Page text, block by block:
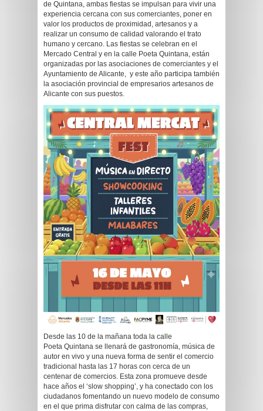
de Quintana, ambas fiestas se impulsan para vivir una
experiencia cercana con sus comerciantes, poner en
valor los productos de proximidad, artesanos y a
realizar un consumo de calidad valorando el trato
humano y cercano. Las fiestas se celebran en el
Mercado Central y en la calle Poeta Quintana, están
organizadas por las asociaciones de comerciantes y el
Ayuntamiento de Alicante, y este año participa también
la asociación provincial de empresarios artesanos de
Alicante con sus puestos.
Desde las 10 de la mañana toda la calle
Poeta Quintana se llenará de gastronomía, música de
autor en vivo y una nueva forma de sentir el comercio
tradicional hasta las 17 horas con cerca de un
centenar de comercios. Esta zona promueve desde
hace años el ‘slow shopping’, y ha conectado con los
ciudadanos fomentando un nuevo modelo de consumo
en el que prima disfrutar con calma de las compras,